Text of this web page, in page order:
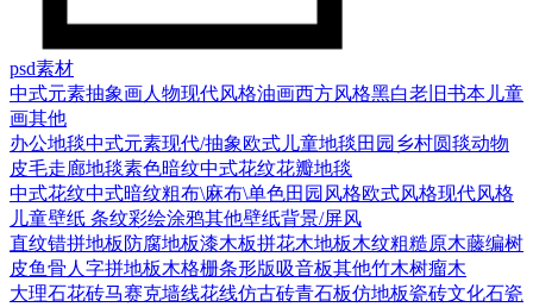
psd素材
中式元素抽象画人物现代风格油画西方风格黑白老旧书本 儿童
画其他
办公地毯中式元素现代/抽象欧式 儿童地毯 田园乡村圆毯动物
皮毛走廊地毯素色暗纹中式花纹花瓣地毯
中式花纹中式暗纹粗布\麻布\单色田园风格欧式风格现代风格
儿童壁纸 条纹彩绘涂鸦其他壁纸背景/屏风
直纹错拼地板 防腐地板漆木板拼花木地板木纹粗糙原木藤编树
皮鱼骨人字拼地板木格栅条形版吸音板其他竹木树瘤木
大理石花砖马赛克墙线花线仿古砖青石板仿地板瓷砖文化石瓷